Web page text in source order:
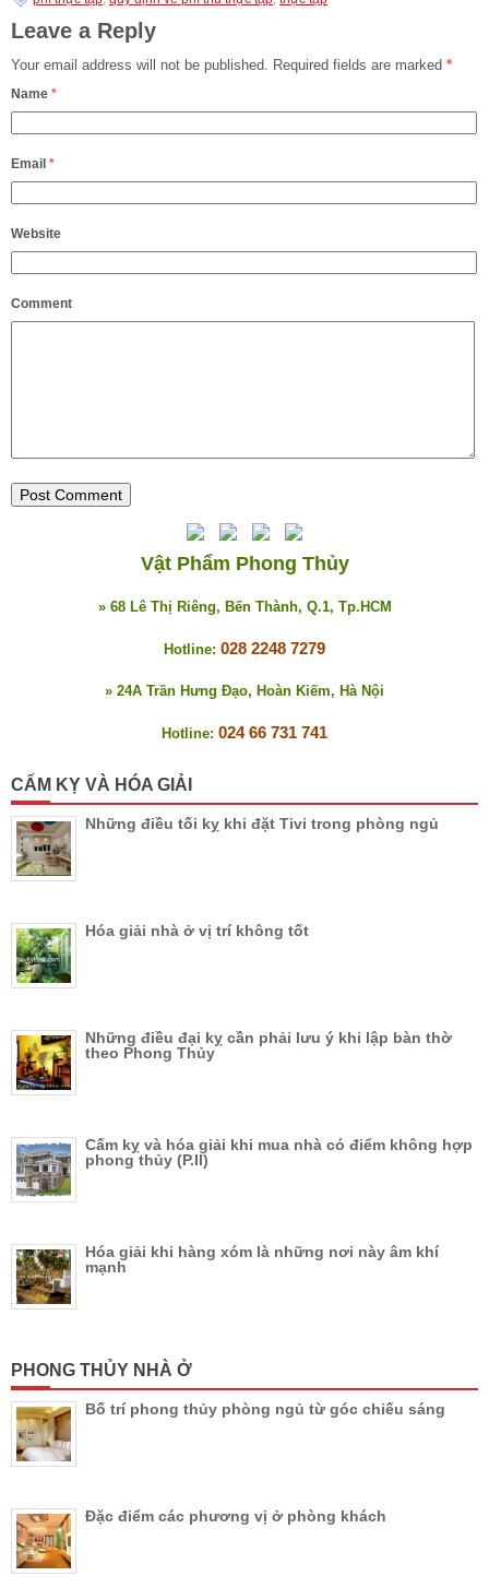
Leave a Reply
Your email address will not be published. Required fields are marked *
Name *
Email *
Website
Comment
Vật Phẩm Phong Thủy
» 68 Lê Thị Riêng, Bến Thành, Q.1, Tp.HCM
Hotline: 028 2248 7279
» 24A Trần Hưng Đạo, Hoàn Kiếm, Hà Nội
Hotline: 024 66 731 741
CẤM KỴ VÀ HÓA GIẢI
Những điều tối kỵ khi đặt Tivi trong phòng ngủ
Hóa giải nhà ở vị trí không tốt
Những điều đại kỵ cần phải lưu ý khi lập bàn thờ
theo Phong Thủy
Cấm kỵ và hóa giải khi mua nhà có điểm không hợp
phong thủy (P.II)
Hóa giải khi hàng xóm là những nơi này âm khí
mạnh
PHONG THỦY NHÀ Ở
Bố trí phong thủy phòng ngủ từ góc chiếu sáng
Đặc điểm các phương vị ở phòng khách